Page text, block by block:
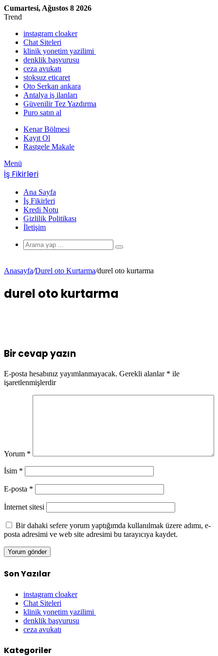
Cumartesi, Ağustos 8 2026
Trend
instagram cloaker
Chat Siteleri
klinik yonetim yazilimi
denklik başvurusu
ceza avukatı
stoksuz eticaret
Oto Serkan ankara
Antalya iş ilanları
Güvenilir Tez Yazdırma
Puro satın al
Kenar Bölmesi
Kayıt Ol
Rastgele Makale
Menü
İş Fikirleri
Ana Sayfa
İş Fikirleri
Kredi Notu
Gizlilik Politikası
İletişim
Anasayfa/Durel oto Kurtarma/durel oto kurtarma
durel oto kurtarma
Bir cevap yazın
E-posta hesabınız yayımlanmayacak. Gerekli alanlar * ile
işaretlenmişlerdir
Yorum *
İsim *
E-posta *
İnternet sitesi
Bir dahaki sefere yorum yaptığımda kullanılmak üzere adımı, e-
posta adresimi ve web site adresimi bu tarayıcıya kaydet.
Son Yazılar
instagram cloaker
Chat Siteleri
klinik yonetim yazilimi
denklik başvurusu
ceza avukatı
Kategoriler